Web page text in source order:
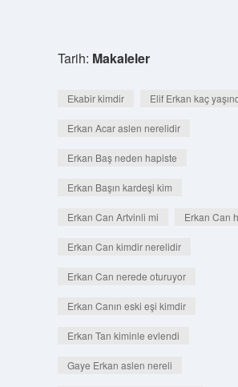
Tarih: Makaleler
Ekabir kimdir Elif Erkan kaç
Erkan Acar aslen nerelidir
Erkan Baş neden hapiste
Erkan Başın kardeşi kim
Erkan Can Artvinli mi Erkan Can
Erkan Can kimdir nerelidir
Erkan Can nerede oturuyor
Erkan Canın eski eşi kimdir
Erkan Tan kiminle evlendi
Gaye Erkan aslen nereli